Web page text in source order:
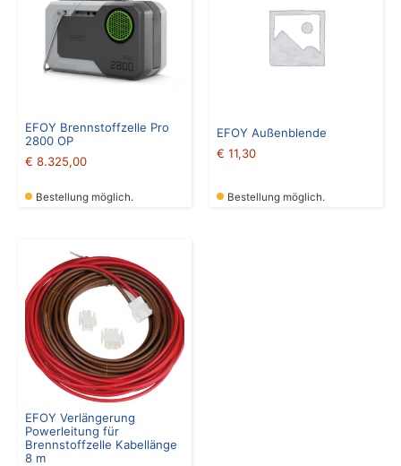
EFOY Brennstoffzelle Pro
2800 OP
€ 8.325,00
Bestellung möglich.
EFOY Außenblende
€ 11,30
Bestellung möglich.
EFOY Verlängerung
Powerleitung für
Brennstoffzelle Kabellänge
8 m